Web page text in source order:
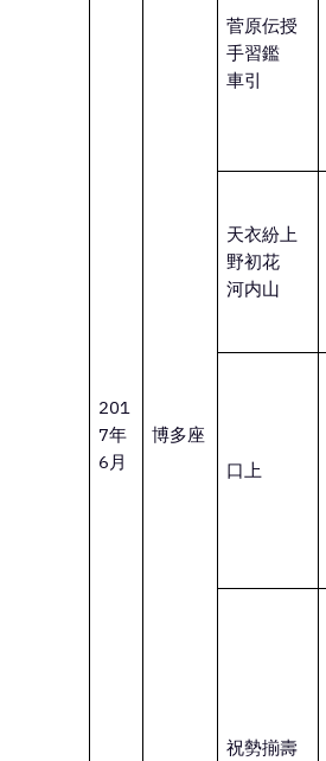
201
7年
6月
博多座
菅原伝授
手習鑑
車引
天衣紛上
野初花
河内山
口上
祝勢揃壽